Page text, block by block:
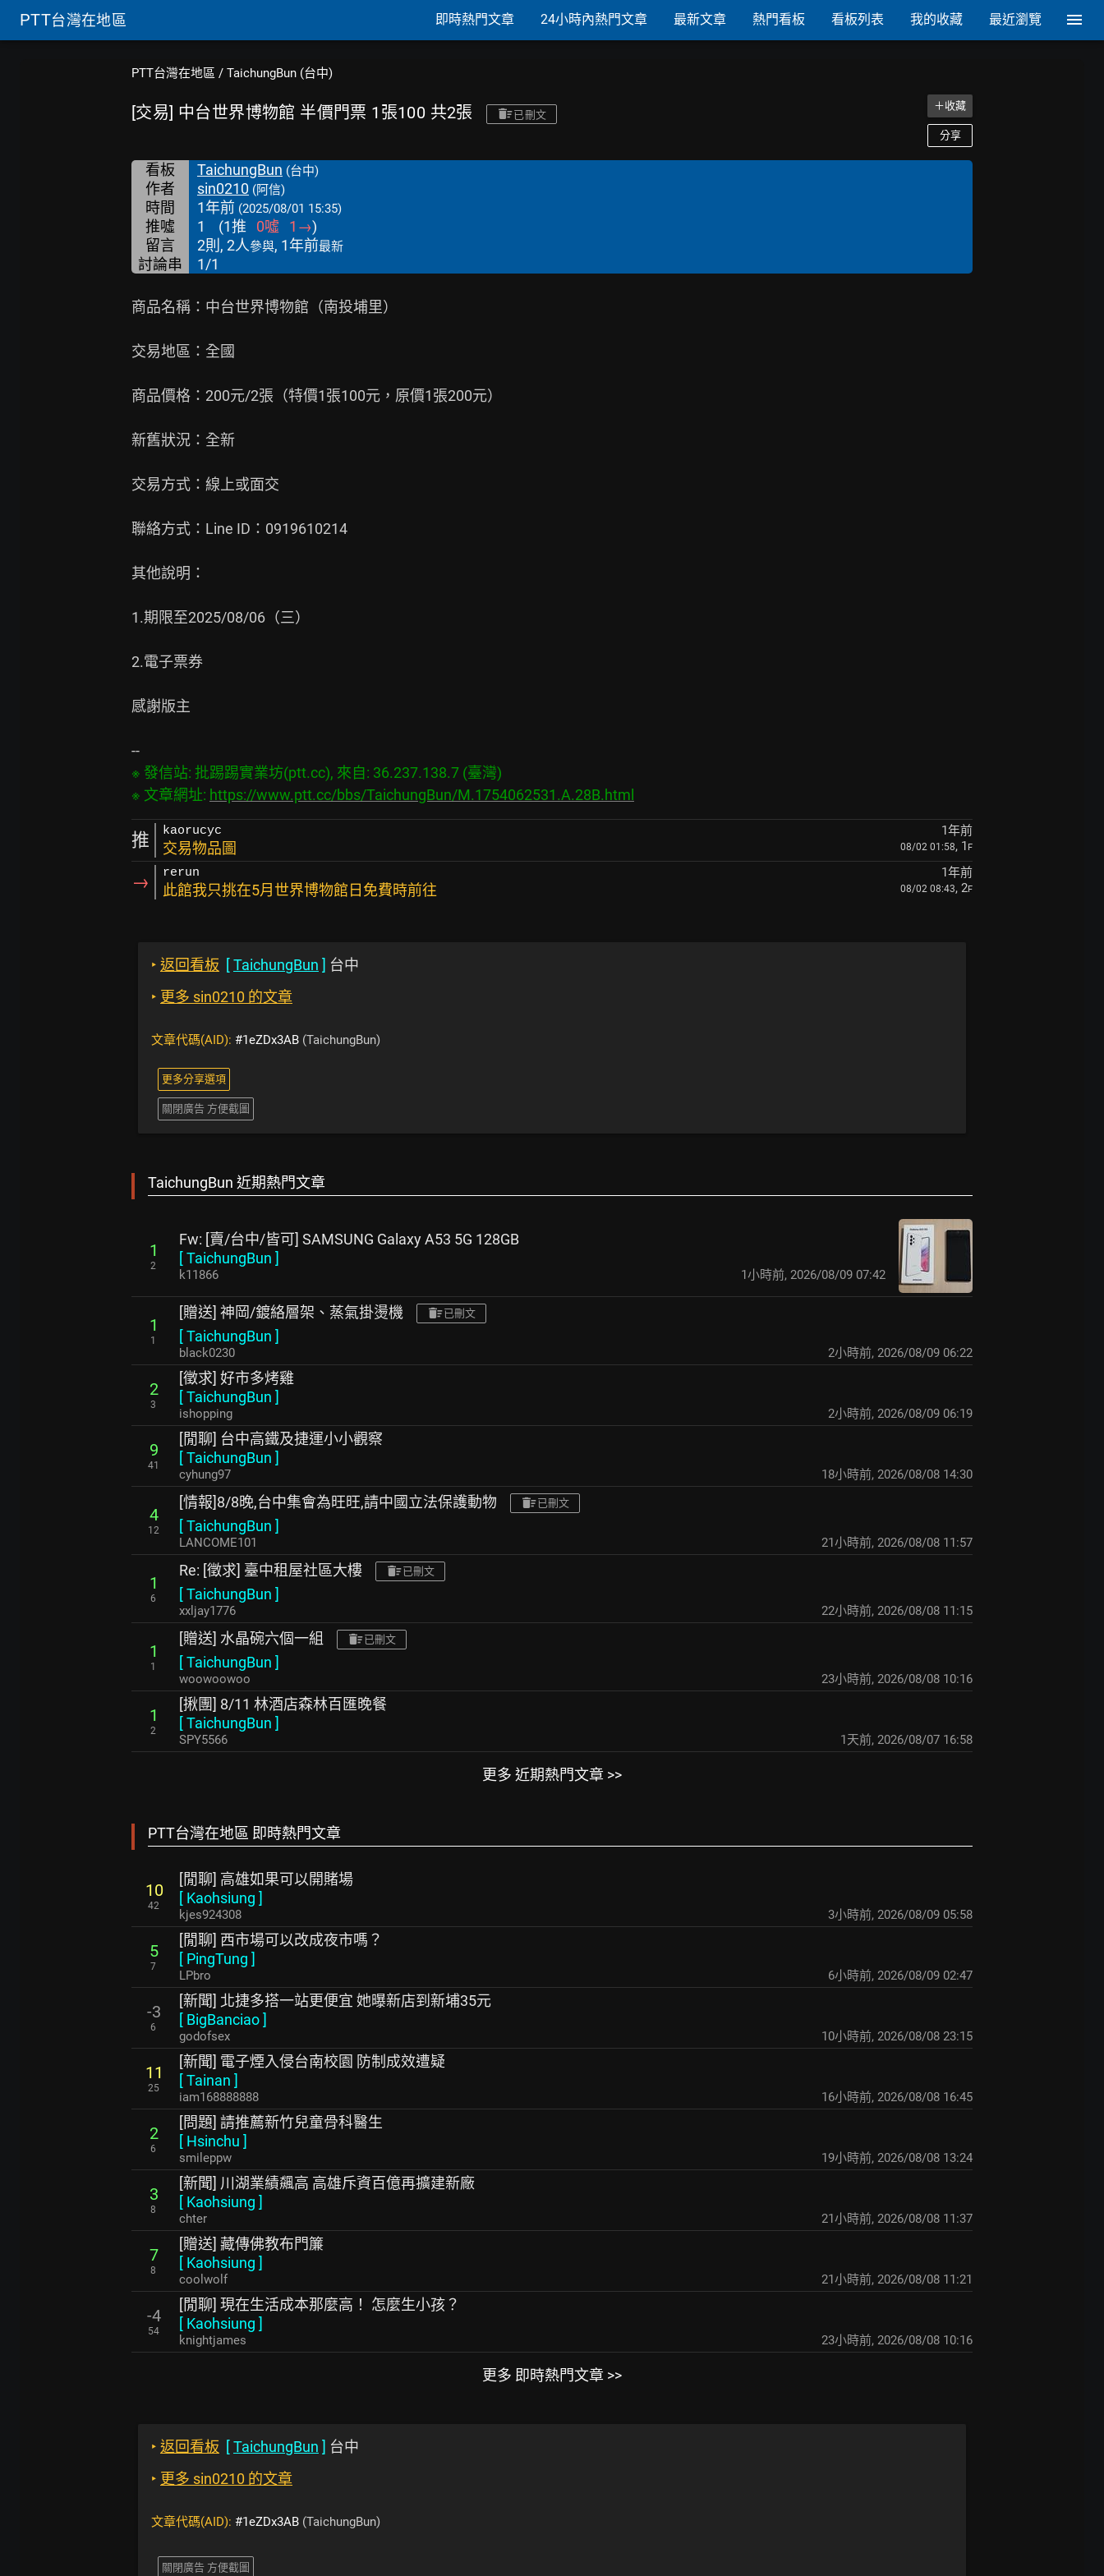
PTT台灣在地區 即時熱門文章 24小時內熱門文章 最新文章 熱門看板 看板列表 我的收藏 最近瀏覽
PTT台灣在地區 / TaichungBun (台中)
[交易] 中台世界博物館 半價門票 1張100 共2張 已刪文
＋收藏
分享
看板 TaichungBun (台中)
作者 sin0210 (阿信)
時間 1年前 (2025/08/01 15:35)
推噓 1 (1推 0噓 1 →)
留言
2則, 2人參與, 1年前最新
討論串 1/1
商品名稱：中台世界博物館（南投埔里）
交易地區：全國
商品價格：200元/2張（特價1張100元，原價1張200元）
新舊狀況：全新
交易方式：線上或面交
聯絡方式：Line ID：0919610214
其他說明：
1.期限至2025/08/06（三）
2.電子票券
感謝版主
※ 發信站: 批踢踢實業坊(ptt.cc), 來自: 36.237.138.7 (臺灣)
※ 文章網址: https://www.ptt.cc/bbs/TaichungBun/M.1754062531.A.28B.html
推 kaorucyc 1年前
交易物品圖 08/02 01:58, 1 F
→ rerun 1年前
此館我只挑在5月世界博物館日免費時前往 08/02 08:43, 2F
‣ 返回看板 [TaichungBun ] 台中
‣ 更多 sin0210 的文章
文章代碼(AID): #1eZDx3AB (TaichungBun)
更多分享選項
關閉廣告 方便截圖
TaichungBun 近期熱門文章
1
2
Fw: [賣/台中/皆可] SAMSUNG Galaxy A53 5G 128GB
[TaichungBun ]
k11866 1小時前, 2026/08/09 07:42
1
1
[贈送] 神岡/鍍絡層架、蒸氣掛燙機 已刪文
[TaichungBun ]
black0230 2小時前, 2026/08/09 06:22
2
3
[徵求] 好市多烤雞
[TaichungBun ]
ishopping 2小時前, 2026/08/09 06:19
9
41
[閒聊] 台中高鐵及捷運小小觀察
[TaichungBun ]
cyhung97 18小時前, 2026/08/08 14:30
4
12
[情報]8/8晚,台中集會為旺旺,請中國立法保護動物 已刪文
[TaichungBun ]
LANCOME101 21小時前, 2026/08/08 11:57
1
6
Re: [徵求] 臺中租屋社區大樓 已刪文
[TaichungBun ]
xxljay1776 22小時前, 2026/08/08 11:15
1
1
[贈送] 水晶碗六個一組 已刪文
[TaichungBun ]
woowoowoo 23小時前, 2026/08/08 10:16
1
2
[揪團] 8/11 林酒店森林百匯晚餐
[TaichungBun ]
SPY5566 1天前, 2026/08/07 16:58
更多 近期熱門文章 >>
PTT台灣在地區 即時熱門文章
10
42
[閒聊] 高雄如果可以開賭場
[ Kaohsiung ]
kjes924308 3小時前, 2026/08/09 05:58
5
7
[閒聊] 西市場可以改成夜市嗎？
[ PingTung ]
LPbro 6小時前, 2026/08/09 02:47
-3
6
[新聞] 北捷多搭一站更便宜 她曝新店到新埔35元
[ BigBanciao]
godofsex 10小時前, 2026/08/08 23:15
11
25
[新聞] 電子煙入侵台南校園 防制成效遭疑
[Tainan ]
iam168888888 16小時前, 2026/08/08 16:45
2
6
[問題] 請推薦新竹兒童骨科醫生
[ Hsinchu ]
smileppw 19小時前, 2026/08/08 13:24
3
8
[新聞] 川湖業績飆高 高雄斥資百億再擴建新廠
[ Kaohsiung ]
chter 21小時前, 2026/08/08 11:37
7
8
[贈送] 藏傳佛教布門簾
[ Kaohsiung ]
coolwolf 21小時前, 2026/08/08 11:21
-4
54
[閒聊] 現在生活成本那麼高！ 怎麼生小孩？
[ Kaohsiung ]
knightjames 23小時前, 2026/08/08 10:16
更多 即時熱門文章 >>
‣ 返回看板 [TaichungBun ] 台中
‣ 更多 sin0210 的文章
文章代碼(AID): #1eZDx3AB (TaichungBun)
關閉廣告 方便截圖